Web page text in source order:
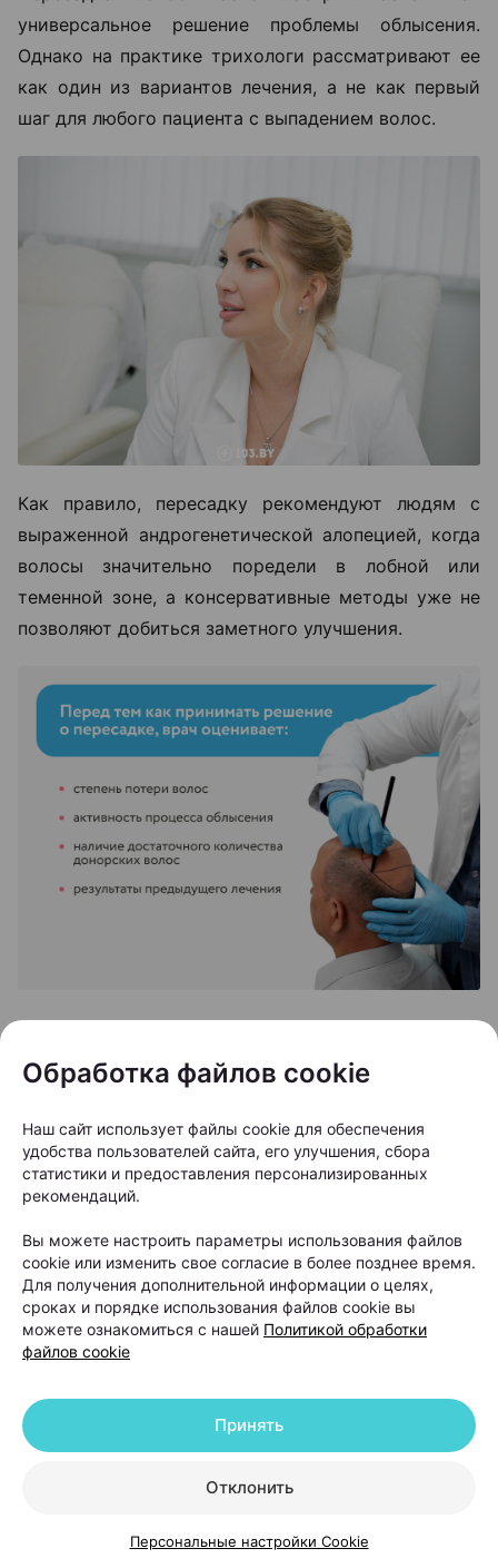
универсальное решение проблемы облысения.
Однако на практике трихологи рассматривают ее
как один из вариантов лечения, а не как первый
шаг для любого пациента с выпадением волос.
Как правило, пересадку рекомендуют людям с
выраженной андрогенетической алопецией, когда
волосы значительно поредели в лобной или
теменной зоне, а консервативные методы уже не
позволяют добиться заметного улучшения.
«Если пациент в течение шести-двенадцати
месяцев использовал наружную терапию и другие
методы лечения, но значимого улучшения не
произошло, тогда можно рассматривать пересадку
волос как следующий этап», —объясняет Ольга
Кудаленкина.
При этом важно понимать: пересадка
не устраняет причину
андрогенетической алопеции. Она
помогает восстановить густоту волос
Именно поэтому после операции работа с
после пересадки необходимо строго соблюдать
Обработка файлов cookie
Наш сайт использует файлы cookie для обеспечения
удобства пользователей сайта, его улучшения, сбора
статистики и предоставления персонализированных
рекомендаций.
Вы можете настроить параметры использования файлов
cookie или изменить свое согласие в более позднее время.
Для получения дополнительной информации о целях,
сроках и порядке использования файлов cookie вы
можете ознакомиться с нашей Политикой обработки
файлов cookie
Отклонить
Принять
Персональные настройки Cookie